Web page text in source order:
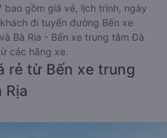
gồm giá vé, lịch trình, ngày
đi tuyến đường Bến xe
Bà Rịa - Bến xe trung tâm Đà
các hãng xe.
rẻ từ Bến xe trung
Rịa